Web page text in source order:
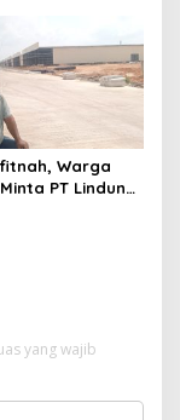
Warga Resah
Warga
PT Lindung
yang wajib